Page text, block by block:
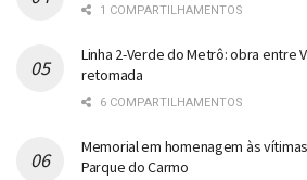
1 COMPARTILHAMENTOS
Linha 2-Verde do Metrô: obra entre
retomada
6 COMPARTILHAMENTOS
Memorial em homenagem às
Parque do Carmo